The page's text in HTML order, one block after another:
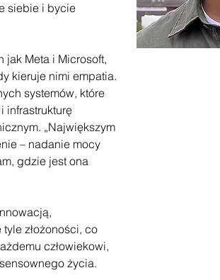
siebie i bycie
Meta i Microsoft,
kieruje nimi empatia.
systemów, które
infrastrukturę
„Największym
– nadanie mocy
gdzie jest ona
złożoności, co
człowiekowi,
życia.